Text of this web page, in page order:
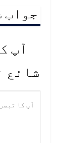
جواب
آپ
شائع